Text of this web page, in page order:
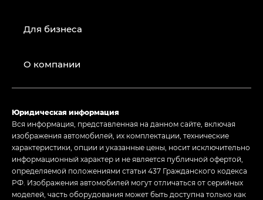
Для бизнеса
О компании
Юридическая информация
Вся информация, представленная на данном сайте, включая
изображения автомобилей, их комплектации, технические
характеристики, опции и указанные цены, носит исключительно
информационный характер и не является публичной офертой,
определяемой положениями статьи 437 Гражданского кодекса
РФ. Изображения автомобилей могут отличаться от серийных
моделей, часть оборудования может быть доступна только как